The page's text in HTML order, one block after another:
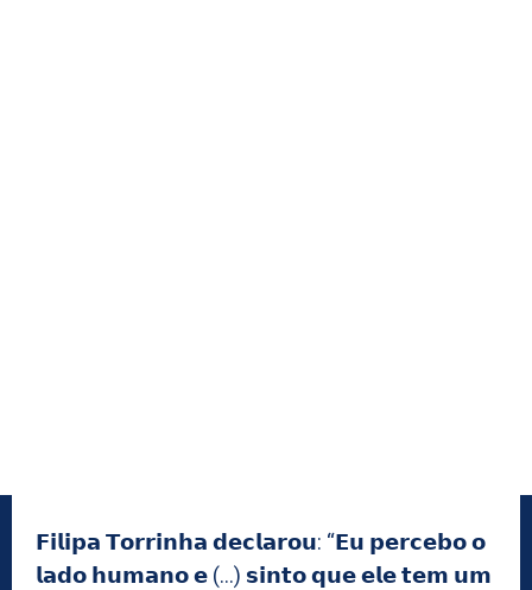
𝗙𝗶𝗹𝗶𝗽𝗮 𝗧𝗼𝗿𝗿𝗶𝗻𝗵𝗮 𝗱𝗲𝗰𝗹𝗮𝗿𝗼𝘂: “𝗘𝘂 𝗽𝗲𝗿𝗰𝗲𝗯𝗼 𝗼
𝗹𝗮𝗱𝗼 𝗵𝘂𝗺𝗮𝗻𝗼 𝗲 (…) 𝘀𝗶𝗻𝘁𝗼 𝗾𝘂𝗲 𝗲𝗹𝗲 𝘁𝗲𝗺 𝘂𝗺